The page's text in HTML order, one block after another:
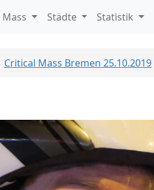
Städte Statistik
Critical Mass Bremen 25.10.2019